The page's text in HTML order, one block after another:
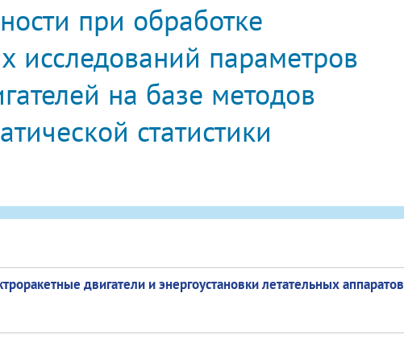
при обработке
исследований параметров
на базе методов
статистики
двигатели и энергоустановки летательных аппаратов